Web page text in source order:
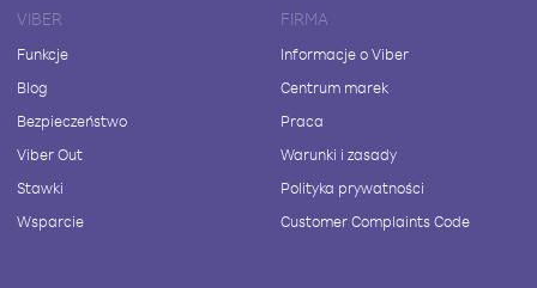
VIBER
Funkcje
Blog
Bezpieczeństwo
Viber Out
Stawki
Wsparcie
FIRMA
Informacje o Viber
Centrum marek
Praca
Warunki i zasady
Polityka prywatności
Customer Complaints Code